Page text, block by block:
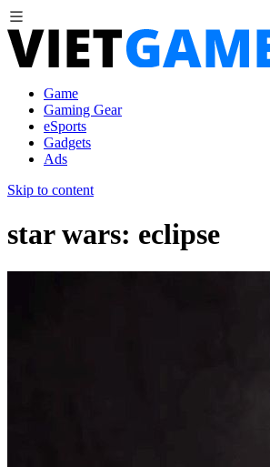
Game
Gaming Gear
eSports
Gadgets
Ads
Skip to content
star wars: eclipse